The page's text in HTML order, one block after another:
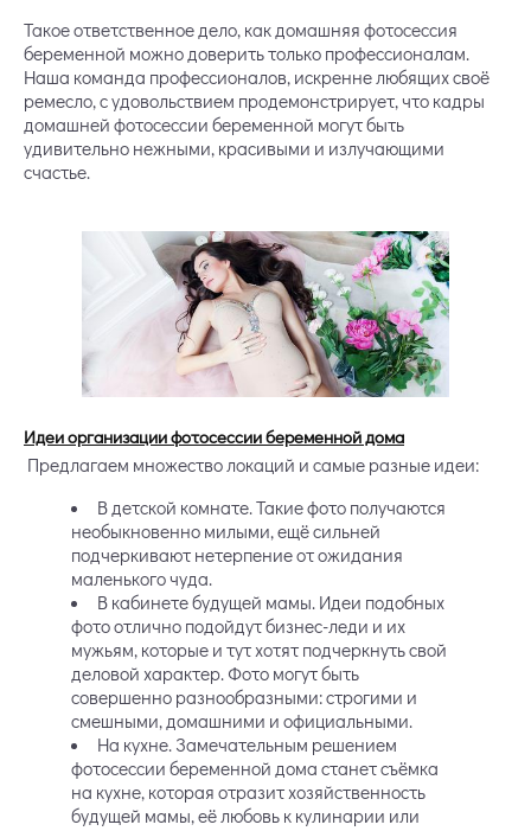
Такое ответственное дело, как домашняя фотосессия
беременной можно доверить только профессионалам.
Наша команда профессионалов, искренне любящих своё
ремесло, с удовольствием продемонстрирует, что кадры
домашней фотосессии беременной могут быть
удивительно нежными, красивыми и излучающими
счастье.
Идеи организации фотосессии беременной дома
Предлагаем множество локаций и самые разные идеи:
В детской комнате. Такие фото получаются
необыкновенно милыми, ещё сильней
подчеркивают нетерпение от ожидания
маленького чуда.
В кабинете будущей мамы. Идеи подобных
фото отлично подойдут бизнес-леди и их
мужьям, которые и тут хотят подчеркнуть свой
деловой характер. Фото могут быть
совершенно разнообразными: строгими и
смешными, домашними и официальными.
На кухне. Замечательным решением
фотосессии беременной дома станет съёмка
на кухне, которая отразит хозяйственность
будущей мамы, её любовь к кулинарии или